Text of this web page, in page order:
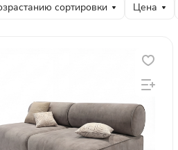
сортировки Цена